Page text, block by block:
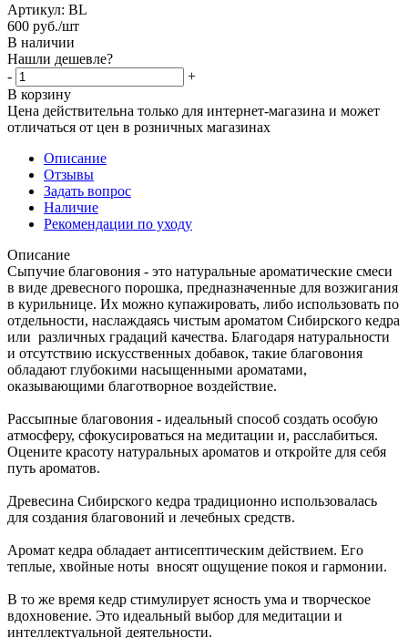
Артикул: BL
600 руб./шт
В наличии
Нашли дешевле?
-
+
В корзину
Цена действительна только для интернет-магазина и может
отличаться от цен в розничных магазинах
Описание
Отзывы
Задать вопрос
Наличие
Рекомендации по уходу
Описание
Сыпучие благовония - это натуральные ароматические смеси
в виде древесного порошка, предназначенные для возжигания
в курильнице. Их можно купажировать, либо использовать по
отдельности, наслаждаясь чистым ароматом Сибирского кедра
или различных градаций качества. Благодаря натуральности
и отсутствию искусственных добавок, такие благовония
обладают глубокими насыщенными ароматами,
оказывающими благотворное воздействие.
Рассыпные благовония - идеальный способ создать особую
атмосферу, сфокусироваться на медитации и, расслабиться.
Оцените красоту натуральных ароматов и откройте для себя
путь ароматов.
Древесина Сибирского кедра традиционно использовалась
для создания благовоний и лечебных средств.
Аромат кедра обладает антисептическим действием. Его
теплые, хвойные ноты вносят ощущение покоя и гармонии.
В то же время кедр стимулирует ясность ума и творческое
вдохновение. Это идеальный выбор для медитации и
интеллектуальной деятельности.